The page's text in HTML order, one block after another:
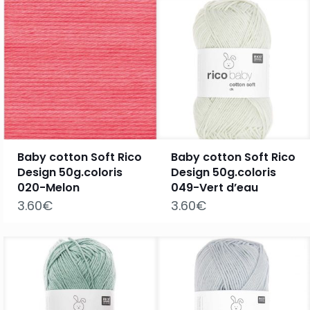
Baby cotton Soft Rico
Design 50g.coloris
020-Melon
3.60€
Baby cotton Soft Rico
Design 50g.coloris
049-Vert d’eau
3.60€